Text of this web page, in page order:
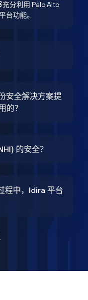
分利用 Palo Alto
台功能。
安全解决方案提
的？
的安全？
程中，Idira 平台